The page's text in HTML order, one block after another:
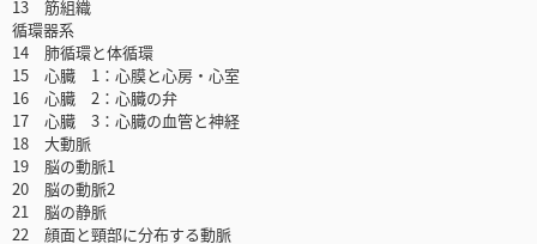
13 筋組織
循環器系
14 肺循環と体循環
15 心臓 1：心膜と心房・心室
16 心臓 2：心臓の弁
17 心臓 3：心臓の血管と神経
18 大動脈
19 脳の動脈1
20 脳の動脈2
21 脳の静脈
22 顔面と頸部に分布する動脈